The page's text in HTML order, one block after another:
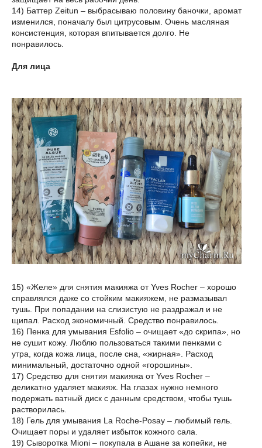
14) Баттер Zeitun – выбрасываю половину баночки, аромат
изменился, поначалу был цитрусовым. Очень масляная
консистенция, которая впитывается долго. Не
понравилось.
Для лица
15) «Желе» для снятия макияжа от Yves Rocher – хорошо
справлялся даже со стойким макияжем, не размазывал
тушь. При попадании на слизистую не раздражал и не
щипал. Расход экономичный. Средство понравилось.
16) Пенка для умывания Esfolio – очищает «до скрипа», но
не сушит кожу. Люблю пользоваться такими пенками с
утра, когда кожа лица, после сна, «жирная». Расход
минимальный, достаточно одной «горошины».
17) Средство для снятия макияжа от Yves Rocher –
деликатно удаляет макияж. На глазах нужно немного
подержать ватный диск с данным средством, чтобы тушь
растворилась.
18) Гель для умывания La Roche-Posay – любимый гель.
Очищает поры и удаляет избыток кожного сала.
19) Сыворотка Mioni – покупала в Ашане за копейки, не